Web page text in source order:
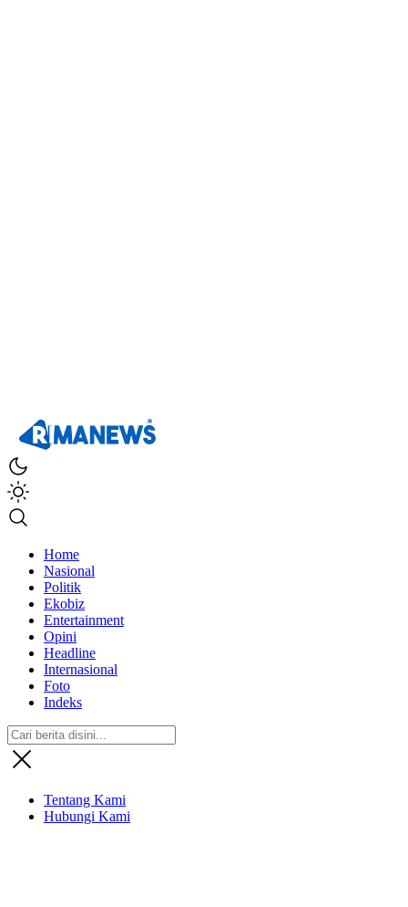
Home
Nasional
Politik
Ekobiz
Entertainment
Opini
Headline
Internasional
Foto
Indeks
Tentang Kami
Hubungi Kami